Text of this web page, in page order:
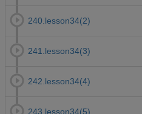
240.lesson34(2)
241.lesson34(3)
242.lesson34(4)
243.lesson34(5)